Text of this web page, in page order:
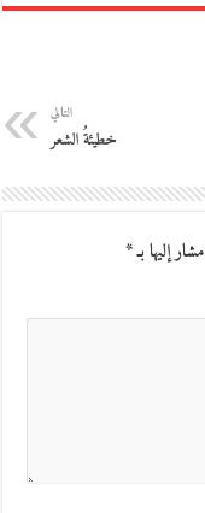
التالي
خطيئةُ الشعر
إليها بـ*